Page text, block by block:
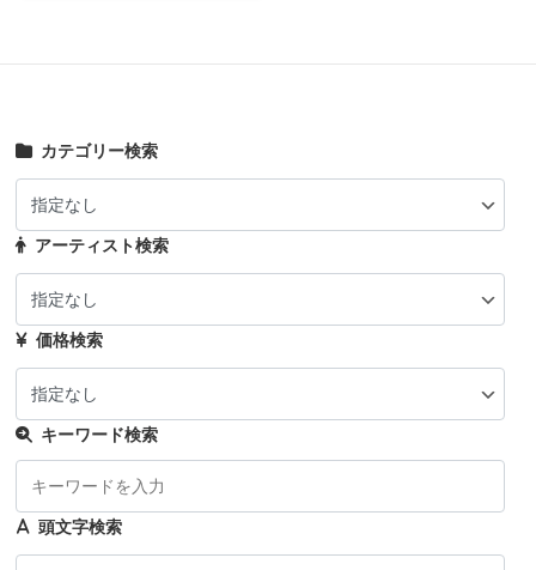
カテゴリー検索
アーティスト検索
価格検索
キーワード検索
頭文字検索